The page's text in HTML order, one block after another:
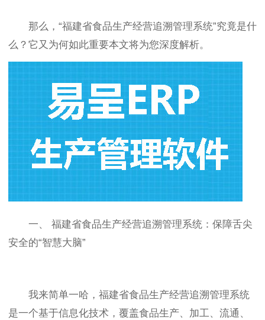
那么，“福建省食品生产经营追溯管理系统”究竟是什
么？它又为何如此重要本文将为您深度解析。
一、 福建省食品生产经营追溯管理系统：保障舌尖
安全的“智慧大脑”
我来简单一哈，福建省食品生产经营追溯管理系统
是一个基于信息化技术，覆盖食品生产、加工、流通、